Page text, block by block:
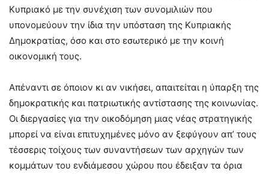
Κυπριακό με την συνέχιση των συνομιλιών που
υπονομεύουν την ίδια την υπόσταση της Κυπριακής
Δημοκρατίας, όσο και στο εσωτερικό με την κοινή
οικονομική τους.
Απέναντι σε όποιον κι αν νικήσει, απαιτείται η ύπαρξη της
δημοκρατικής και πατριωτικής αντίστασης της κοινωνίας.
Οι διεργασίες για την οικοδόμηση μιας νέας στρατηγικής
μπορεί να είναι επιτυχημένες μόνο αν ξεφύγουν απ’ τους
τέσσερις τοίχους των συναντήσεων των αρχηγών των
κομμάτων του ενδιάμεσου χώρου που έδειξαν τα όρια